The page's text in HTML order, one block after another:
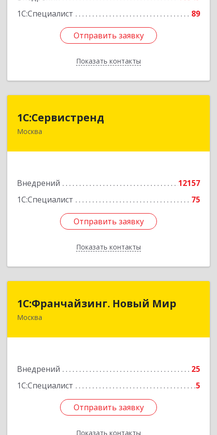
1С:Специалист
89
Отправить заявку
Показать контакты
Отправить заявку
Назад
1С:Сервистренд
Москва
Внедрений
12157
1С:Специалист
75
Отправить заявку
Показать контакты
107023, Москва г, Семёновский пер, дом № 15,
Отправить заявку
Назад
1С:Франчайзинг. Новый Мир
Москва
Внедрений
25
1С:Специалист
5
Отправить заявку
Показать контакты
1С:Франчайзинг. Новый Мир
101000, Москва г, Армянский пер, дом № 9,
Отправить заявку
Назад